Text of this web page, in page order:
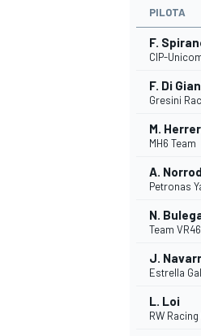
WRCPILOTA
F.
CIP-
F. Di
Gresini
M.
MH6 Team
A.
Petronas
N.
Team VR46
J.
Estrella
L. Loi
RW Racing